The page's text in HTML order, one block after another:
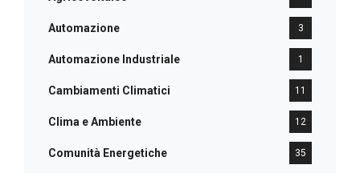
Automazione 3
Automazione Industriale 1
Cambiamenti Climatici 11
Clima e Ambiente 12
Comunità Energetiche 35